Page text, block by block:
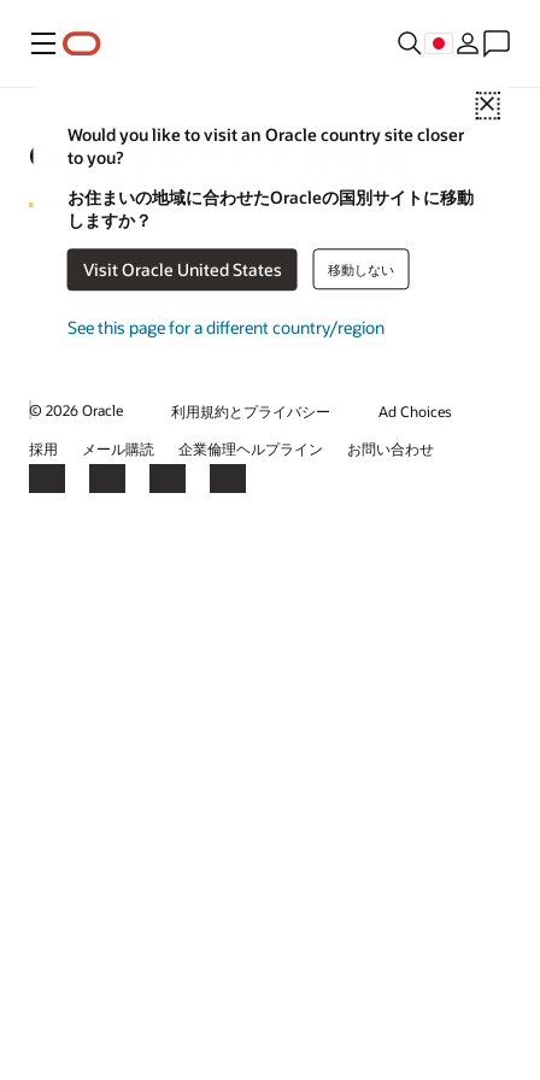
メニュー
Close
Would you like to visit an Oracle country site closer
to you?
お住まいの地域に合わせたOracleの国別サイトに移動
しますか？
Visit Oracle United States 移動しない
See this page for a different country/region
Oracleグローバル連絡先
© 2026 Oracle 利用規約とプライバシー
Ad Choices
採用
メール購読 企業倫理ヘルプライン お問い合わせ
Facebook
X LinkedInYouTube